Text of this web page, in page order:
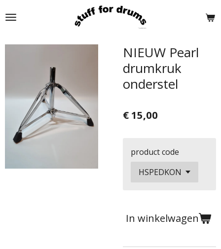
direct
de
NIEUW Pearl
drumkruk
onderstel
€ 15,00
product code
In winkelwagen